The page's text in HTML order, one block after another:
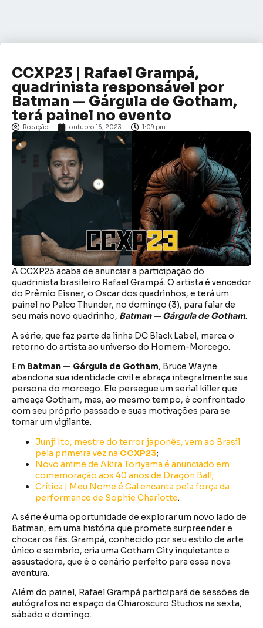
CCXP23 | Rafael Grampá,
quadrinista responsável por
Batman — Gárgula de Gotham,
terá painel no evento
Redação outubro 16, 2023 1:09 pm
A CCXP23 acaba de anunciar a participação do
quadrinista brasileiro Rafael Grampá. O artista é vencedor
do Prêmio Eisner, o Oscar dos quadrinhos, e terá um
painel no Palco Thunder, no domingo (3), para falar de
seu mais novo quadrinho, Batman — Gárgula de Gotham.
A série, que faz parte da linha DC Black Label, marca o
retorno do artista ao universo do Homem-Morcego.
Em Batman — Gárgula de Gotham, Bruce Wayne
abandona sua identidade civil e abraça integralmente sua
persona do morcego. Ele persegue um serial killer que
ameaça Gotham, mas, ao mesmo tempo, é confrontado
com seu próprio passado e suas motivações para se
tornar um vigilante.
Junji Ito, mestre do terror japonês, vem ao Brasil
pela primeira vez na CCXP23;
Novo anime de Akira Toriyama é anunciado em
comemoração aos 40 anos de Dragon Ball;
Crítica | Meu Nome é Gal encanta pela força da
performance de Sophie Charlotte.
A série é uma oportunidade de explorar um novo lado de
Batman, em uma história que promete surpreender e
chocar os fãs. Grampá, conhecido por seu estilo de arte
único e sombrio, cria uma Gotham City inquietante e
assustadora, que é o cenário perfeito para essa nova
aventura.
Além do painel, Rafael Grampá participará de sessões de
autógrafos no espaço da Chiaroscuro Studios na sexta,
sábado e domingo.